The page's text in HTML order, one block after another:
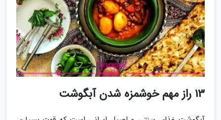
13 راز مهم خوشمزه شدن آبگوشت